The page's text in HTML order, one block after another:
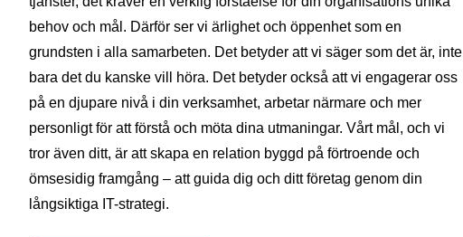
behov och mål. Därför ser vi ärlighet och öppenhet som en
grundsten i alla samarbeten. Det betyder att vi säger som det är, inte
bara det du kanske vill höra. Det betyder också att vi engagerar oss
på en djupare nivå i din verksamhet, arbetar närmare och mer
personligt för att förstå och möta dina utmaningar. Vårt mål, och vi
tror även ditt, är att skapa en relation byggd på förtroende och
ömsesidig framgång – att guida dig och ditt företag genom din
långsiktiga IT-strategi.